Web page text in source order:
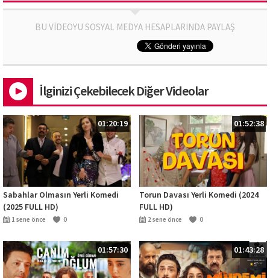
BU VİDEOYU SOSYAL MEDYA HESAPLARINDA PAYLAŞ
İlginizi Çekebilecek Diğer Videolar
01:20:19
Sabahlar Olmasın Yerli Komedi
(2025 FULL HD)
1 sene önce 0
01:52:38
Torun Davası Yerli Komedi (2024
FULL HD)
2 sene önce 0
01:57:30 01:43:28